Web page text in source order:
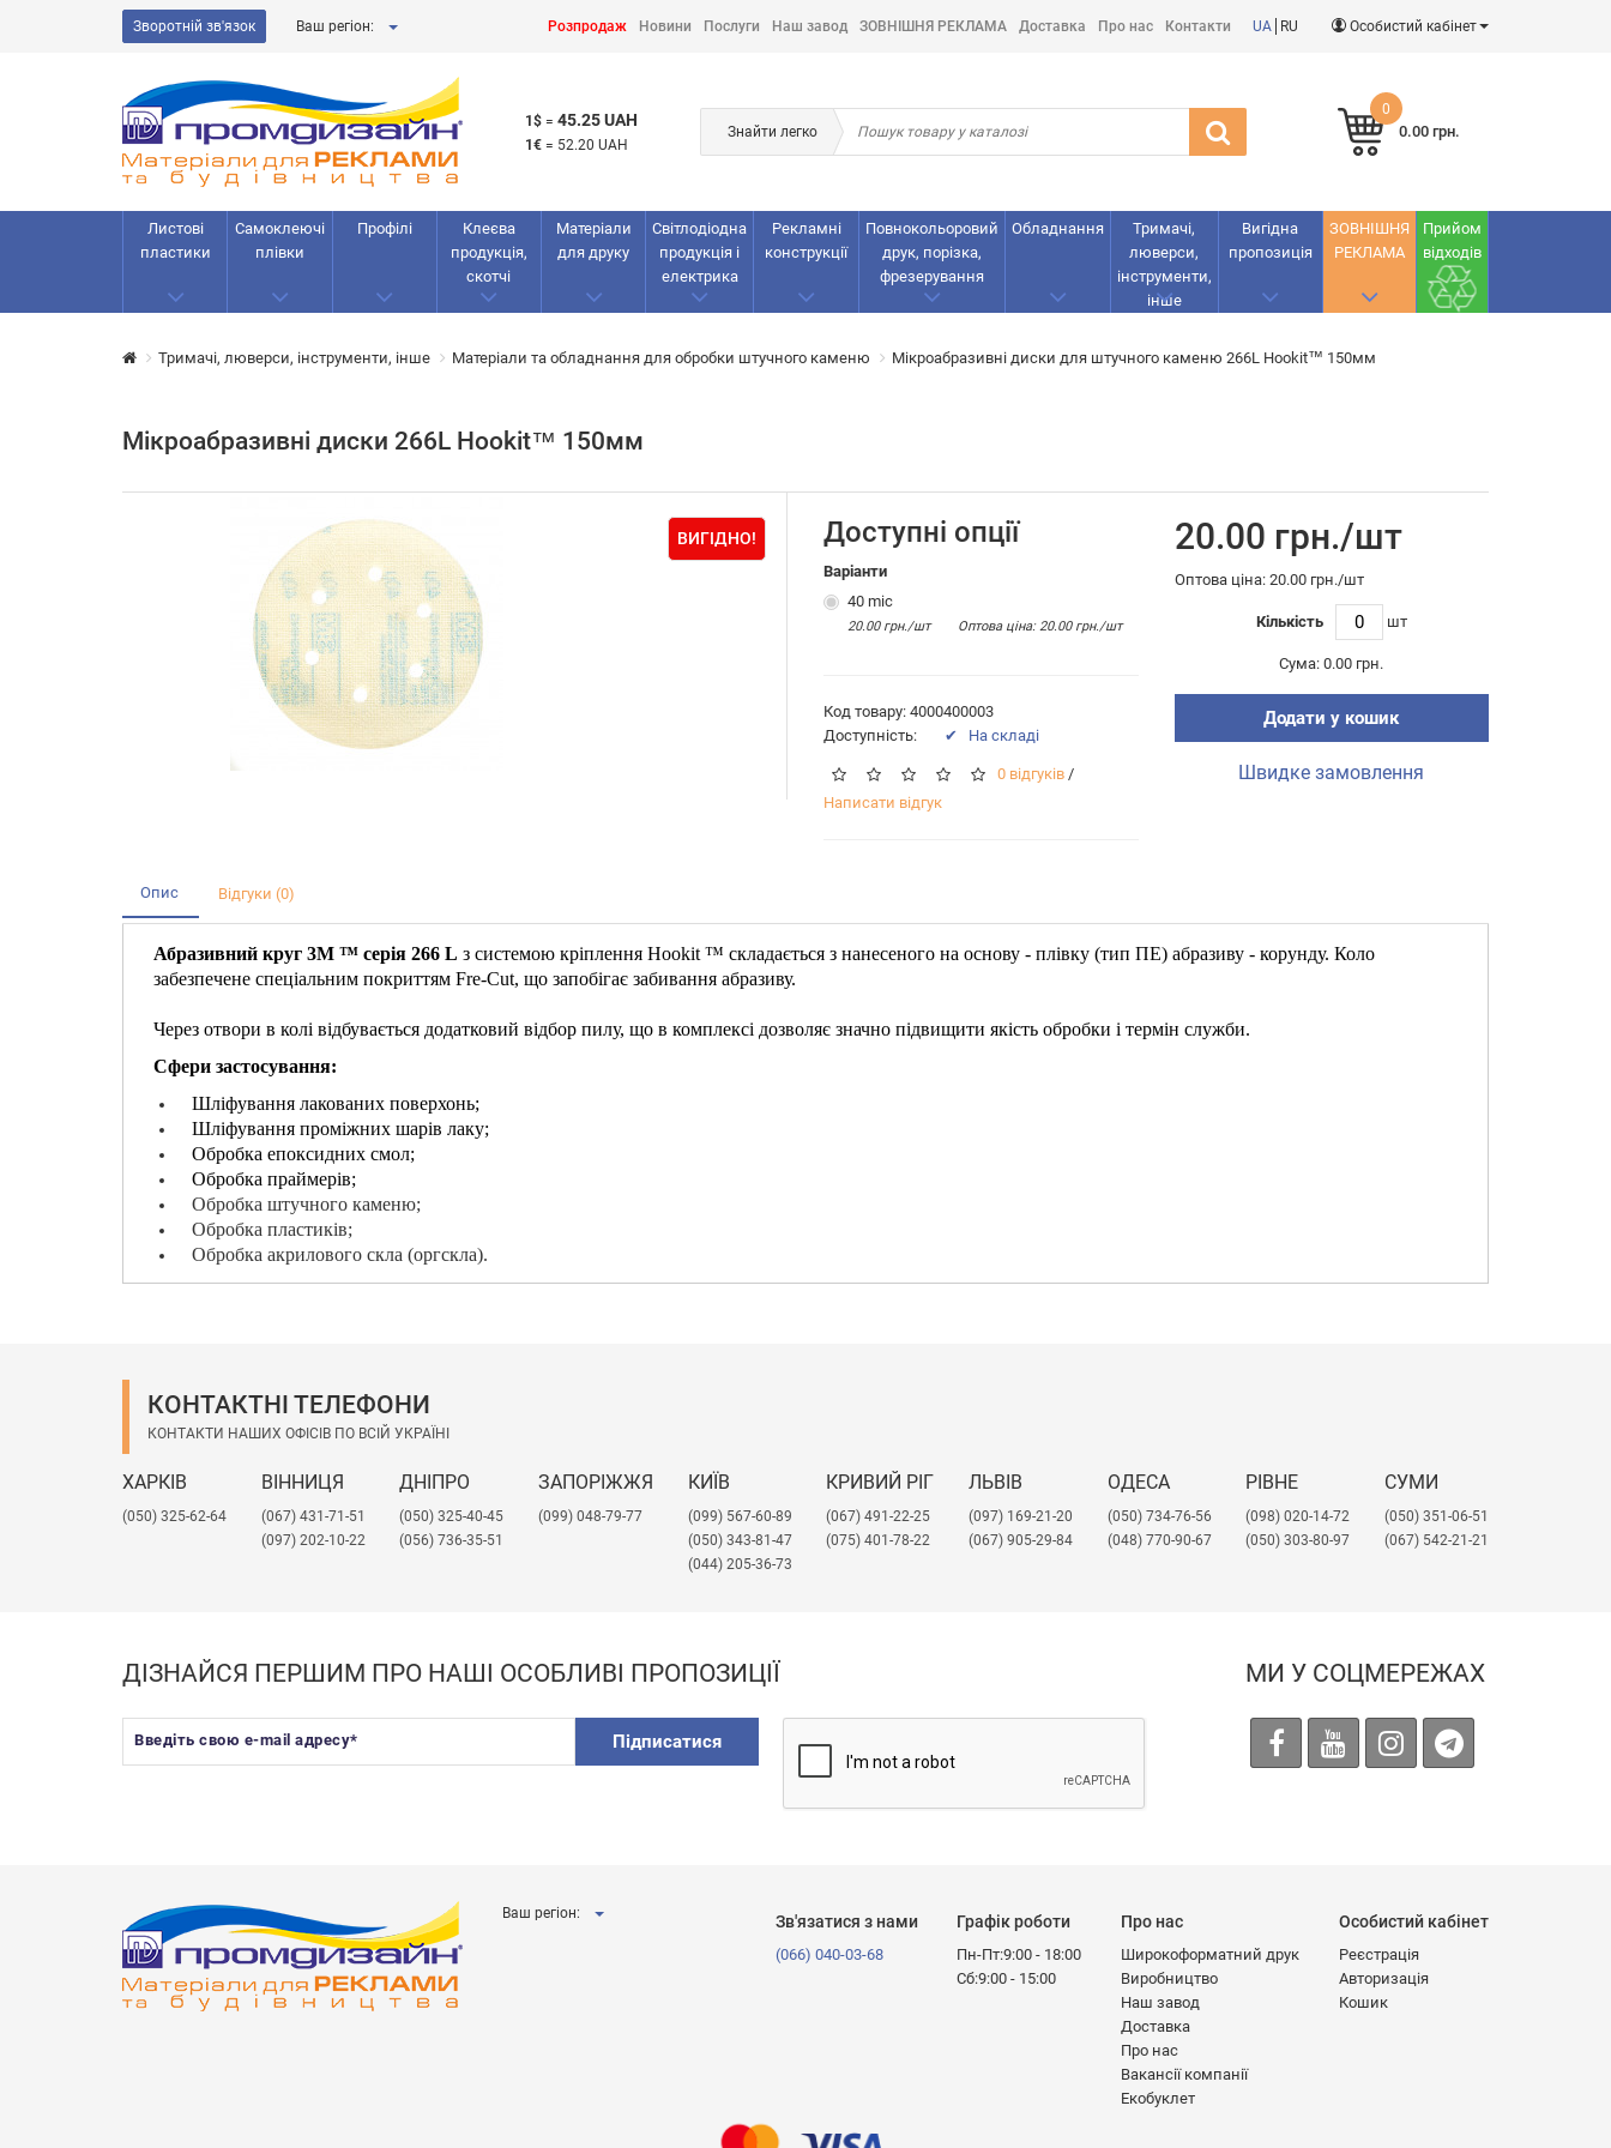
Зворотній зв'язок Ваш регіон: Розпродаж Новини Послуги Наш завод ЗОВНІШНЯ РЕКЛАМА Доставка Про нас Контакти UA RU Особистий кабінет
1$ = 45.25 UAH
1€ = 52.20 UAH
Знайти легко
0
0.00 грн.
Листові
пластики
Самоклеючі
плівки
Профілі
Клеєва
продукція,
скотчі
Матеріали
для друку
Світлодіодна
продукція і
електрика
Рекламнi
конструкції
Повнокольоровий
друк, порізка,
фрезерування
Обладнання
Тримачі,
люверси,
інструменти,
інше
Вигідна
пропозиція
ЗОВНІШНЯ
РЕКЛАМА
Прийом
відходів
Тримачі, люверси, інструменти, інше Матеріали та обладнання для обробки штучного каменю Мікроабразивні диски для штучного каменю 266L Hookit™ 150мм
Мікроабразивні диски 266L Hookit™ 150мм
ВИГІДНО! Доступні опції
Варіанти
40 mic
20.00 грн./шт Оптова цiна: 20.00 грн./шт
Код товару: 4000400003
Доступність:
✔ На складі
0 відгуків /
Написати відгук
20.00 грн./шт
Оптова цiна: 20.00 грн./шт
Кількість шт
Сума: 0.00 грн.
Додати у кошик
Швидке замовлення
Опис Відгуки (0)
Абразивний круг 3М ™ серія 266 L з системою кріплення Hookit ™ складається з нанесеного на основу - плівку (тип ПЕ) абразиву - корунду. Коло
забезпечене спеціальним покриттям Fre-Cut, що запобігає забивання абразиву.
Через отвори в колі відбувається додатковий відбор пилу, що в комплексі дозволяє значно підвищити якість обробки і термін служби.
Сфери застосування:
Шліфування лакованих поверхонь;
Шліфування проміжних шарів лаку;
Обробка епоксидних смол;
Обробка праймерів;
Обробка штучного каменю;
Обробка пластиків;
Обробка акрилового скла (оргскла).
КОНТАКТНІ ТЕЛЕФОНИ
КОНТАКТИ НАШИХ ОФІСІВ ПО ВСІЙ УКРАЇНІ
ХАРКІВ
(050) 325-62-64
ВІННИЦЯ
(067) 431-71-51
(097) 202-10-22
ДНІПРО
(050) 325-40-45
(056) 736-35-51
ЗАПОРІЖЖЯ
(099) 048-79-77
КИЇВ
(099) 567-60-89
(050) 343-81-47
(044) 205-36-73
КРИВИЙ РІГ
(067) 491-22-25
(075) 401-78-22
ЛЬВІВ
​(097) 169-21-20
(067) 905-29-84
ОДЕСА
(050) 734-76-56
(048) 770-90-67
РІВНЕ
(098) 020-14-72
(050) 303-80-97
СУМИ
(050) 351-06-51
(067) 542-21-21
ДІЗНАЙСЯ ПЕРШИМ ПРО НАШІ ОСОБЛИВІ ПРОПОЗИЦІЇ
Введіть свою e-mail адресу* Підписатися
МИ У СОЦМЕРЕЖАХ
Ваш регіон: Зв'язатися з нами
(066) 040-03-68
Графік роботи
Пн-Пт:9:00 - 18:00
Сб:9:00 - 15:00
Про нас
Широкоформатний друк
Виробництво
Наш завод
Доставка
Про нас
Вакансії компанії
Екобуклет
Особистий кабінет
Реєстрація
Авторизація
Кошик